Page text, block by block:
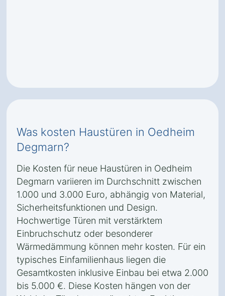
Was kosten Haustüren in Oedheim
Degmarn?
Die Kosten für neue Haustüren in Oedheim
Degmarn variieren im Durchschnitt zwischen
1.000 und 3.000 Euro, abhängig von Material,
Sicherheitsfunktionen und Design.
Hochwertige Türen mit verstärktem
Einbruchschutz oder besonderer
Wärmedämmung können mehr kosten. Für ein
typisches Einfamilienhaus liegen die
Gesamtkosten inklusive Einbau bei etwa 2.000
bis 5.000 €. Diese Kosten hängen von der